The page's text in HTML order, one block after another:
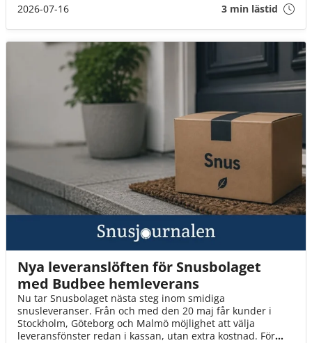
snuset står sig i jämförelsen.
2026-07-16 3 min lästid
Nya leveranslöften för Snusbolaget
med Budbee hemleverans
Nu tar Snusbolaget nästa steg inom smidiga
snusleveranser. Från och med den 20 maj får kunder i
Stockholm, Göteborg och Malmö möjlighet att välja
leveransfönster redan i kassan, utan extra kostnad. För